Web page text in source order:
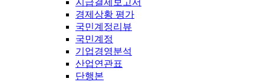
지급결제보고서
경제상황 평가
국민계정리뷰
국민계정
기업경영분석
산업연관표
단행본